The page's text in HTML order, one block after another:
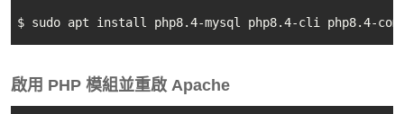
$ sudo apt install php8.4-mysql php8.4-cli php8.4-
啟用 PHP 模組並重啟 Apache